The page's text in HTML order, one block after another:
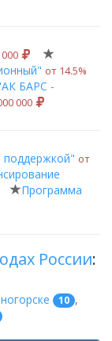
от 14.5%
БАРС -
000
поддержкой" от
Программа
России:
10 ,